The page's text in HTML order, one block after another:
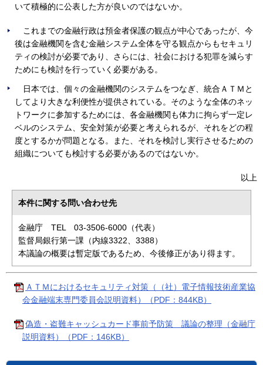
いて積極的に公表した方が良いのではないか。
これまでの金融行政は預金者保護の観点が中心であったが、今
後は金融機関を含む金融システム全体を守る観点からもセキュリ
ティの検討が必要であり、さらには、社会における犯罪を減らす
ためにも検討を行っていく必要がある。
日本では、個々の金融機関のシステムをつなぎ、統合ＡＴＭと
してより大きな利便性が提供されている。そのような全体のネッ
トワークに参加するためには、各金融機関も体力に拘らず一定レ
ベルのシステム、安全対策が必要と考えられるが、それをどの程
度とするかが問題となる。また、それを検討し実行させるための
組織についても検討する必要があるのではないか。
以上
本件に関する問い合わせ先
金融庁 TEL 03-3506-6000（代表）
監督局銀行第一課（内線3322、3388）
本議論の概要は暫定版であるため、今後修正があり得ます。
ＡＴＭにおけるセキュリティ対策（（社）電子情報技術産業協
会金融端末専門委員会説明資料）（PDF：844KB）
偽造・盗難キャッシュカード事前予防策 議論の整理（金融庁
説明資料）（PDF：146KB）